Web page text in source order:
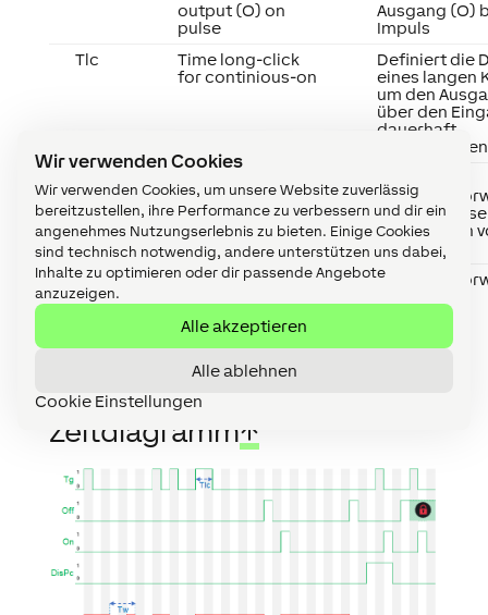
Wir verwenden Cookies
Wir verwenden Cookies, um unsere Website zuverlässig
bereitzustellen, ihre Performance zu verbessern und dir ein
angenehmes Nutzungserlebnis zu bieten. Einige Cookies
sind technisch notwendig, andere unterstützen uns dabei,
Inhalte zu optimieren oder dir passende Angebote
anzuzeigen.
Alle akzeptieren
Alle ablehnen
Cookie Einstellungen
output (O) on
pulse
Ausgang (O)
Impuls
Tlc
Time long-click
for continious-on
Definiert die
eines langen
um den
über den
dauerhaft
warning time
wird um
Ausschalten
aktiv.
Dw
Switch-off
Zeitdiagramm↑